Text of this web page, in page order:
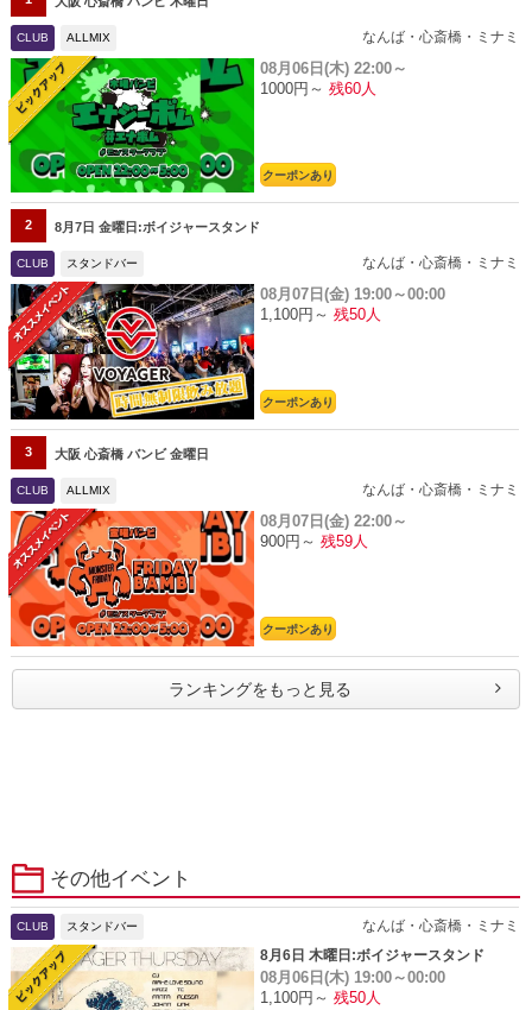
CLUB ALLMIX なんば・心斎橋・ミナミ
08月06日(木) 22:00～
1000円～ 残60人
クーポンあり
2 8月7日 金曜日:ボイジャースタンド
CLUB スタンドバー なんば・心斎橋・ミナミ
08月07日(金) 19:00～00:00
1,100円～ 残50人
クーポンあり
3 大阪 心斎橋 バンビ 金曜日
CLUB ALLMIX なんば・心斎橋・ミナミ
08月07日(金) 22:00～
900円～ 残59人
クーポンあり
ランキングをもっと見る
その他イベント
CLUB スタンドバー
なんば・心斎橋・ミナミ
8月6日 木曜日:ボイジャースタンド
08月06日(木) 19:00～00:00
1,100円～ 残50人